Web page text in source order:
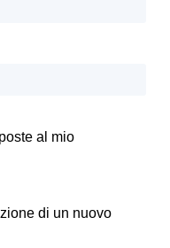
al mio
di un nuovo